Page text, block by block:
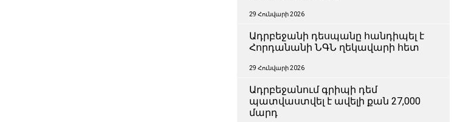
29 Հունվարի 2026
Ադրբեջանի դեսպանը հանդիպել է
Հորդանանի ՆԳՆ ղեկավարի հետ
29 Հունվարի 2026
Ադրբեջանում գրիպի դեմ
պատվաստվել է ավելի քան 27,000
մարդ